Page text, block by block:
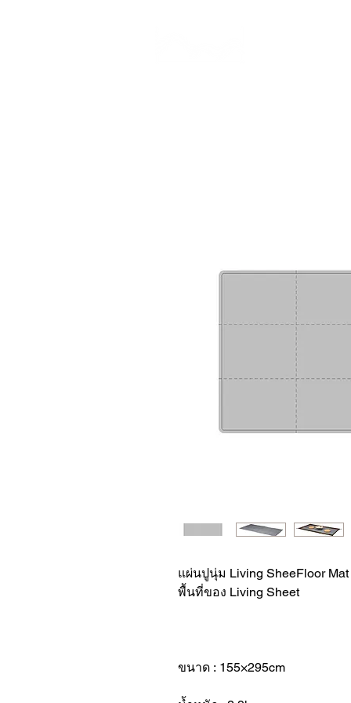
แผ่นปูนุ่ม Living SheeFloor
พื้นที่ของ Living Sheet
ขนาด : 155×295cm